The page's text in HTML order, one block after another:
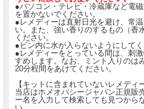
●パソコン・テレビ・冷蔵庫など電
を置かないでください。
●レメディーは直射日光を避け、常
い。また、強い香りのするもの（香
ください。
●ビン内に水が入らないようにしてく
●レメディーをとっている間は、刺
すめします。なお、ミント入りのは
20分程間をあけてください。
【キットに含まれていないレメディ
当店はホメオパシージャパン正規販
ー名を入力して検索しても見つから